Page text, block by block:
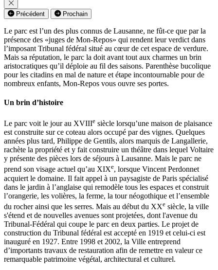
Précédent Prochain
Le parc est l’un des plus connus de Lausanne, ne fût-ce que par la
présence des «juges de Mon-Repos» qui rendent leur verdict dans
l’imposant Tribunal fédéral situé au cœur de cet espace de verdure.
Mais sa réputation, le parc la doit avant tout aux charmes un brin
aristocratiques qu’il déploie au fil des saisons. Parenthèse bucolique
pour les citadins en mal de nature et étape incontournable pour de
nombreux enfants, Mon-Repos vous ouvre ses portes.
Un brin d’histoire
Le parc voit le jour au XVIIIe siècle lorsqu’une maison de plaisance
est construite sur ce coteau alors occupé par des vignes. Quelques
années plus tard, Philippe de Gentils, alors marquis de Langallerie,
rachète la propriété et y fait construire un théâtre dans lequel Voltaire
y présente des pièces lors de séjours à Lausanne. Mais le parc ne
prend son visage actuel qu’au XIXe, lorsque Vincent Perdonnet
acquiert le domaine. Il fait appel à un paysagiste de Paris spécialisé
dans le jardin à l’anglaise qui remodèle tous les espaces et construit
l’orangerie, les volières, la ferme, la tour néogothique et l’ensemble
du rocher ainsi que les serres. Mais au début du XXe siècle, la ville
s'étend et de nouvelles avenues sont projetées, dont l'avenue du
Tribunal-Fédéral qui coupe le parc en deux parties. Le projet de
construction du Tribunal fédéral est accepté en 1919 et celui-ci est
inauguré en 1927. Entre 1998 et 2002, la Ville entreprend
d’importants travaux de restauration afin de remettre en valeur ce
remarquable patrimoine végétal, architectural et culturel.